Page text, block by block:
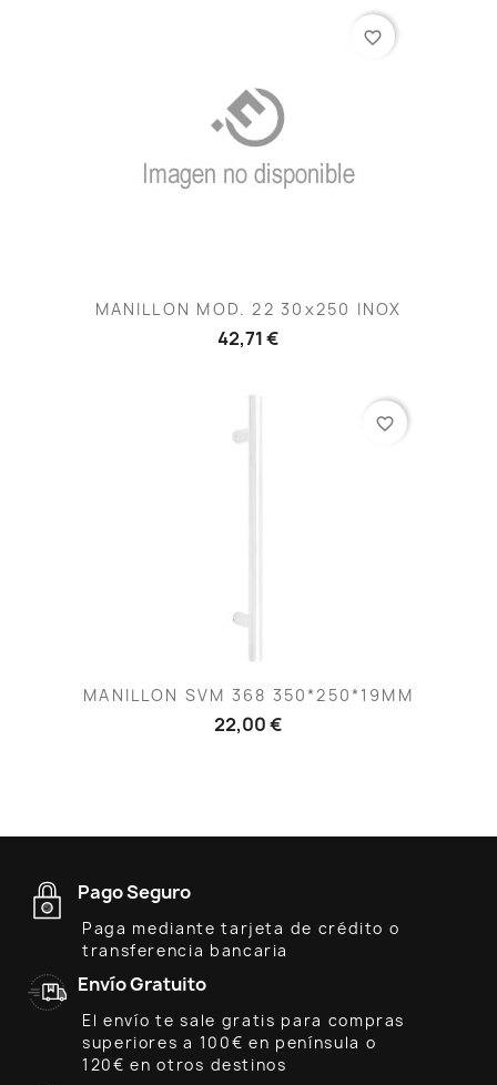
MANILLON MOD. 22 30x250 INOX
42,71 €
favorite_border
MANILLON SVM 368 350*250*19MM
22,00 €
favorite_border
Pago Seguro
Paga mediante tarjeta de crédito o
transferencia bancaria
Envío Gratuito
El envío te sale gratis para compras
superiores a 100€ en península o
120€ en otros destinos